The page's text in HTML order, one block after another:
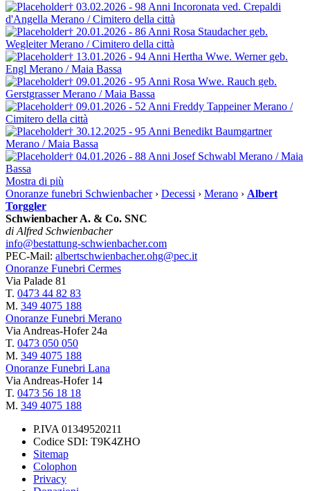
† 03.02.2026 - 98 Anni Incoronata ved. Crepaldi
d'Angella Merano / Cimitero della città
† 20.01.2026 - 86 Anni Rosa Staudacher geb.
WegleiterMerano / Cimitero della città
† 13.01.2026 - 94 Anni Hertha Wwe. Werner geb.
Engl Merano / Maia Bassa
† 09.01.2026 - 95 Anni Rosa Wwe. Rauch geb.
GerstgrasserMerano / Maia Bassa
† 09.01.2026 - 52 Anni Freddy TappeinerMerano /
Cimitero della città
† 30.12.2025 - 95 Anni Benedikt Baumgartner
Merano / Maia Bassa
† 04.01.2026 - 88 Anni Josef Schwabl Merano / Maia
Bassa
Mostra di più
Onoranze funebri Schwienbacher› Decessi › Merano › Albert
Torggler
Schwienbacher A. & Co. SNC
di Alfred Schwienbacher
info@bestattung-schwienbacher.com
PEC-Mail: albertschwienbacher.ohg@pec.it
Onoranze Funebri Cermes
Via Palade 81
T. 0473 44 82 83
M. 349 4075 188
Onoranze Funebri Merano
Via Andreas-Hofer 24a
T. 0473 050 050
M. 349 4075 188
Onoranze Funebri Lana
Via Andreas-Hofer 14
T. 0473 56 18 18
M. 349 4075 188
P.IVA 01349520211
Codice SDI: T9K4ZHO
Sitemap
Colophon
Privacy